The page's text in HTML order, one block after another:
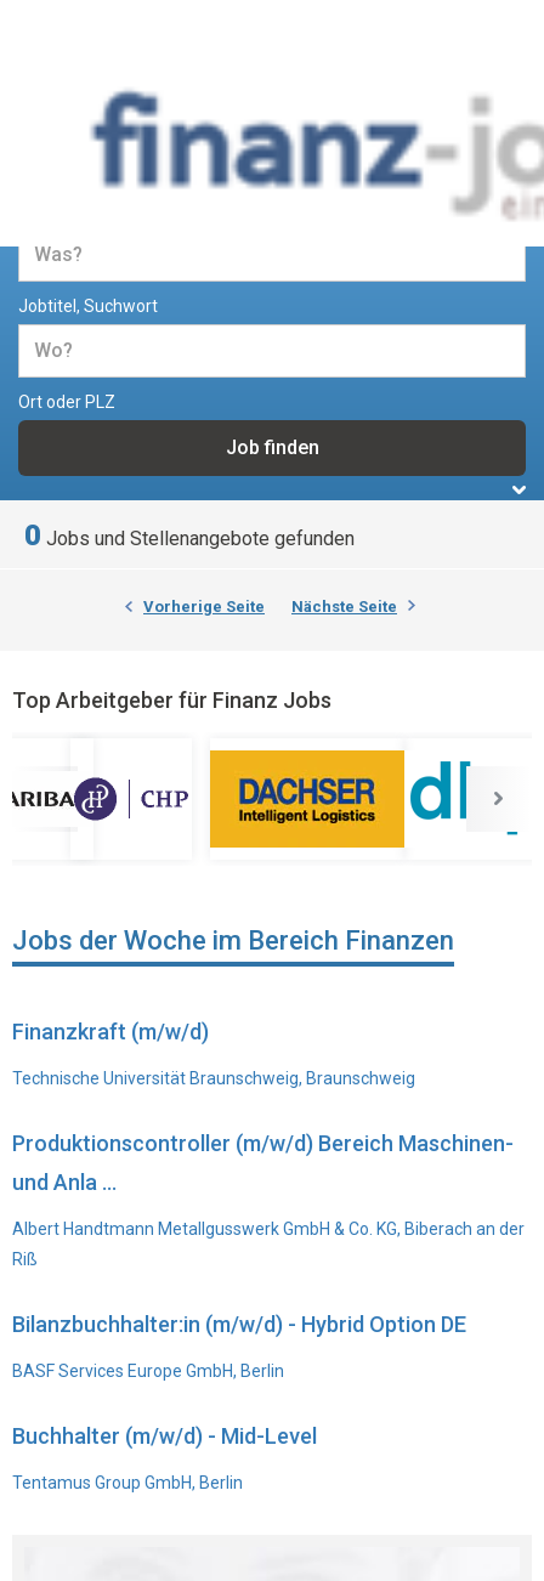
Jobs und Stellenangebote im
Bereich Finanzen
Jobtitel, Suchwort
Ort oder PLZ
0 Jobs und Stellenangebote gefunden
Vorherige Seite Nächste Seite
Top Arbeitgeber für Finanz Jobs
Jobs der Woche im Bereich Finanzen
Finanzkraft (m/w/d)
Technische Universität Braunschweig, Braunschweig
Produktionscontroller (m/w/d) Bereich Maschinen-
und Anla ...
Albert Handtmann Metallgusswerk GmbH & Co. KG, Biberach an der
Riß
Bilanzbuchhalter:in (m/w/d) - Hybrid Option DE
BASF Services Europe GmbH, Berlin
Buchhalter (m/w/d) - Mid-Level
Tentamus Group GmbH, Berlin